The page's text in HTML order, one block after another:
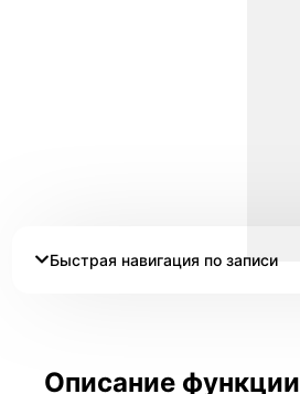
Быстрая навигация по записи
Описание функции